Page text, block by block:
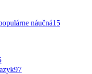
náučná15
97